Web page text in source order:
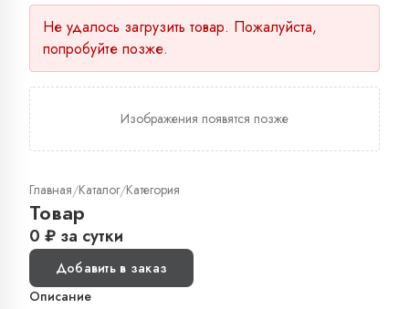
Не удалось загрузить товар. Пожалуйста,
попробуйте позже.
Изображения появятся позже
Главная/Каталог/Категория
Товар
0 ₽ за сутки
Добавить в заказ
Описание